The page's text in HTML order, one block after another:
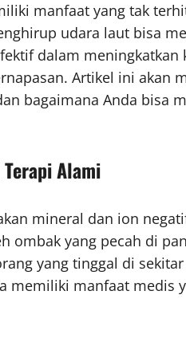
manfaat yang tak
udara laut bisa
dalam
Artikel ini akan
bagaimana Anda bisa
Alami
mineral dan ion
ombak yang pecah di
yang tinggal di
memiliki manfaat medis